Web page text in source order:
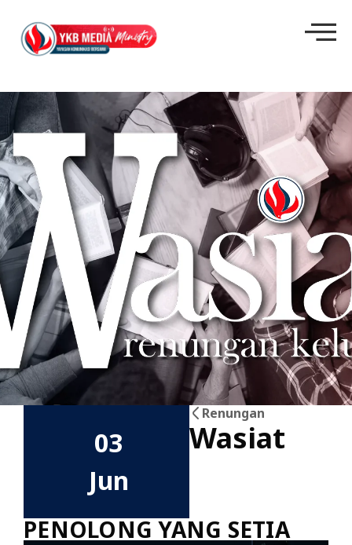
03
Jun
Renungan
Wasiat
PENOLONG YANG SETIA